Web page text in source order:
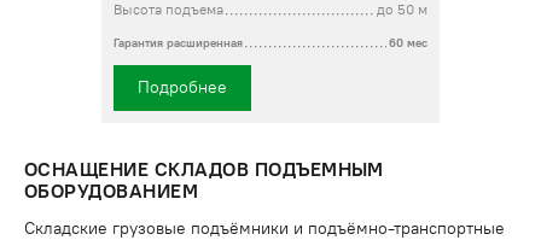
Высота подъема
до 50 м
Гарантия расширенная 60 мес
Подробнее
ОСНАЩЕНИЕ СКЛАДОВ ПОДЪЕМНЫМ
ОБОРУДОВАНИЕМ
Складские грузовые подъёмники и подъёмно-транспортные